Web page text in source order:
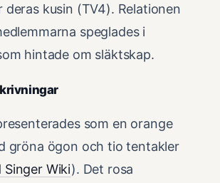
deras kusin (TV4). Relationen
speglades i
hintade om släktskap.
som en orange
gröna ögon och tio tentakler
Singer Wiki). Det rosa